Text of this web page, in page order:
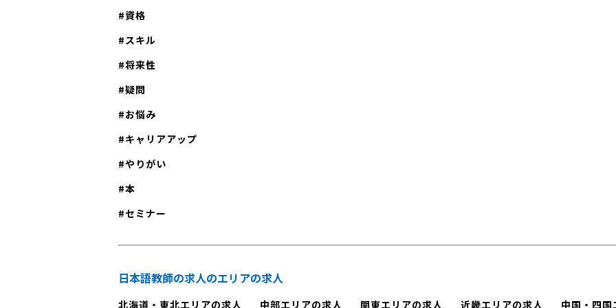
資格
スキル
将来性
疑問
お悩み
キャリアアップ
やりがい
本
セミナー
日本語教師の求人のエリアの求人
北海道・東北エリアの求人 中部エリアの求人 関東エリアの求人 近畿エリアの求人 中国・四国